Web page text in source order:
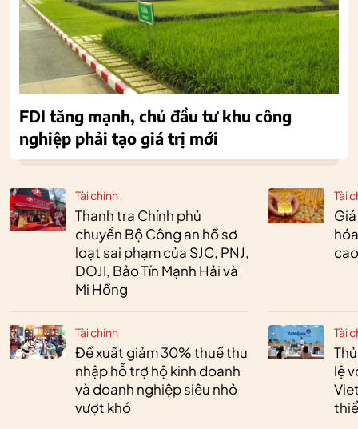
Tài chính
Thanh tra Chính phủ
chuyển Bộ Công an hồ sơ
loạt sai phạm của SJC, PNJ,
DOJI, Bảo Tín Mạnh Hải và
Mi Hồng
Tài chính
Đề xuất giảm 30% thuế thu
nhập hỗ trợ hộ kinh doanh
và doanh nghiệp siêu nhỏ
vượt khó
Tài
Tài
lệ
FDI tăng mạnh, chủ đầu tư khu công
nghiệp phải tạo giá trị mới